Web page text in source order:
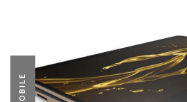
MOBILE